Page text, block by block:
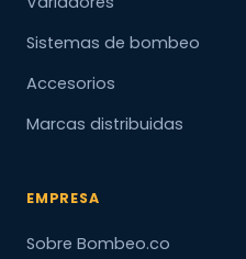
Sistemas de bombeo
Accesorios
Marcas distribuidas
EMPRESA
Sobre Bombeo.co